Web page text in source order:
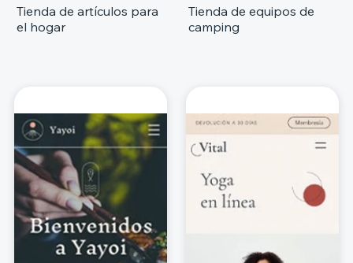
Tienda de artículos para
el hogar
Tienda de equipos de
camping